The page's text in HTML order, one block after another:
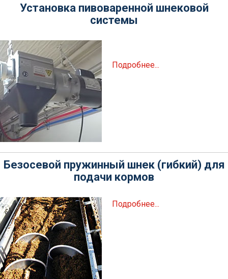
Установка пивоваренной шнековой
системы
Подробнее...
Безосевой пружинный шнек (гибкий) для
подачи кормов
Подробнее...